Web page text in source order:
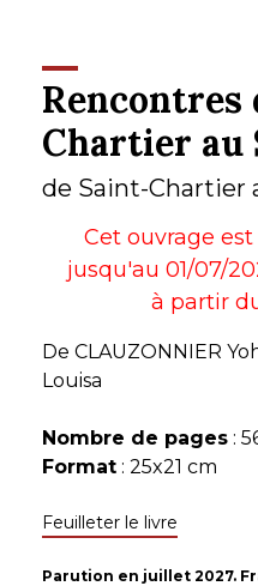
Rencontres
Chartier au
de Saint-Chartier
Cet ouvrage
jusqu'au 01/07/
à partir
De CLAUZONNIER
Louisa
Nombre de pages :
Format : 25x21 cm
Feuilleter le livre
Parution en juillet 2027.